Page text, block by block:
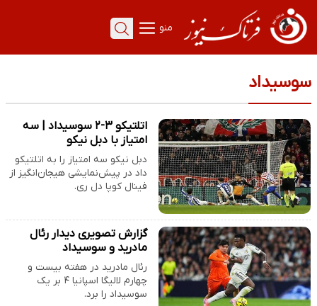
منو
سوسیداد
اتلتیکو ۳-۲ سوسیداد | سه
امتیاز با دبل نیکو
دبل نیکو سه امتیاز را به اتلتیکو
داد در پیش‌نمایشی هیجان‌انگیز از
فینال کوپا دل ری.
گزارش تصویری دیدار رئال
مادرید و سوسیداد
رئال مادرید در هفته بیست و
چهارم لالیگا اسپانیا ۴ بر یک
سوسیداد را برد.